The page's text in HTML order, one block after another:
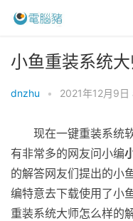
小鱼重装系统
dnzhu • 2021年12月9日
现在一键重装系统软
有非常多的网友问小编
的解答网友们提出的小
编特意去下载使用了小
重装系统大师怎么样的